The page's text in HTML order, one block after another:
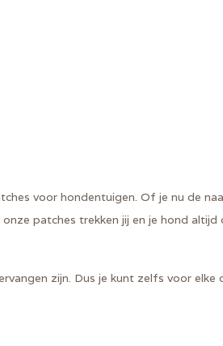
voor hondentuigen. Of je nu de
patches trekken jij en je hond altijd
zijn. Dus je kunt zelfs voor elke